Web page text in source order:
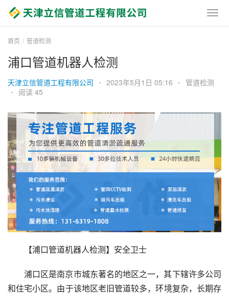
首页 管道检测
浦口管道机器人检测
天津立信管道工程有限公司 • 2023年5月1日 05:16 • 管道检测
• 阅读 45
【浦口管道机器人检测】安全卫士
浦口区是南京市城东著名的地区之一，其下辖许多公司
和住宅小区。由于该地区老旧管道较多，环境复杂，长期存